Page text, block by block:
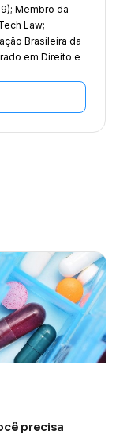
Membro da
Law;
Brasileira da
em Direito e
precisa